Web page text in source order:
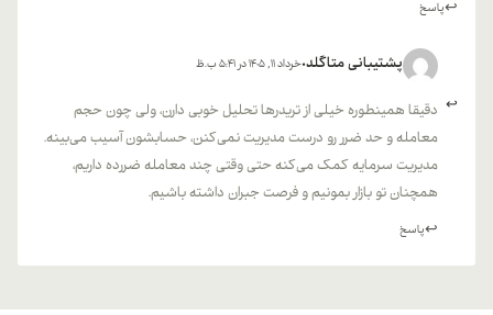
پاسخ
پشتیبانی متاگلد خرداد 11, 1405 در 5:41 ب.ظ
دقیقا همینطوره خیلی از تریدرها تحلیل خوبی دارن، ولی چون حجم
معامله و حد ضرر رو درست مدیریت نمی‌کنن، حسابشون آسیب می‌بینه.
مدیریت سرمایه کمک می‌کنه حتی وقتی چند معامله ضررده داریم،
همچنان تو بازار بمونیم و فرصت جبران داشته باشیم.
پاسخ